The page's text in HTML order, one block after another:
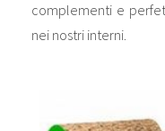
complementi e
nei nostri interni.